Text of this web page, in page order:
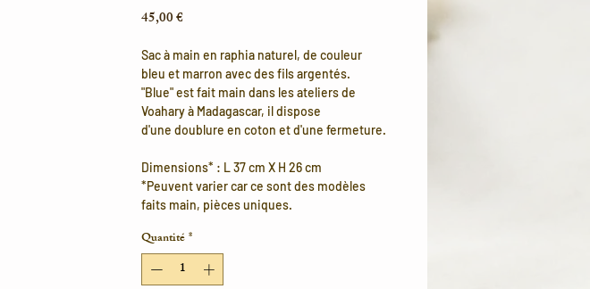
45,00 €Prix
Sac à main en raphia naturel, de couleur
bleu et marron avec des fils argentés.
"Blue" est fait main dans les ateliers de
Voahary à Madagascar, il dispose
d'une doublure en coton et d'une fermeture.
Dimensions* : L 37 cm X H 26 cm
*Peuvent varier car ce sont des modèles
faits main, pièces uniques.
Quantité*